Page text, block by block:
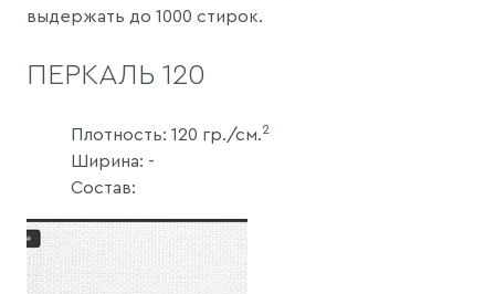
выдержать до 1000 стирок.
ПЕРКАЛЬ 120
Плотность: 120 гр./см.2
Ширина: -
Состав: